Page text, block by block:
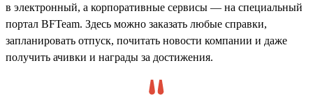
в электронный, а корпоративные сервисы — на специальный
портал BFTeam. Здесь можно заказать любые справки,
запланировать отпуск, почитать новости компании и даже
получить ачивки и награды за достижения.